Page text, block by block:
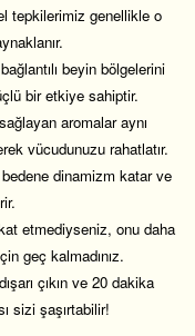
tepkilerimiz genellikle o
beyin bölgelerini
bir etkiye sahiptir.
aromalar aynı
vücudunuzu rahatlatır.
bedene dinamizm katar ve
etmediyseniz, onu daha
geç kalmadınız.
çıkın ve 20 dakika
sizi şaşırtabilir!